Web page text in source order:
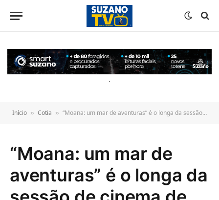
conteúdo
.
Início » Cotia » “Moana: um mar de aventuras” é o longa da sessão de cinema de sábado (8)
“Moana: um mar de
aventuras” é o longa da